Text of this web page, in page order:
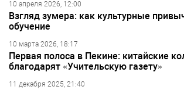
10 апреля 2026, 12:00
Взгляд зумера: как культурные
обучение
10 марта 2026, 18:17
Первая полоса в Пекине: китайские
благодарят «Учительскую газету»
11 декабря 2025, 21:40